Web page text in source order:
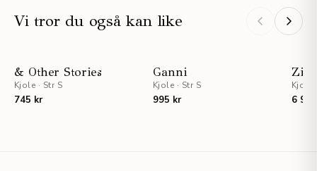
Vi tror du også kan like
& Other Stories
Kjole · Str S
745 kr
Ganni
Kjole · Str S
995 kr
Kjole
6